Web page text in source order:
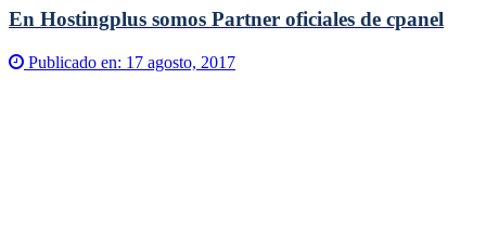
En Hostingplus somos Partner oficiales de cpanel
Publicado en: 17 agosto, 2017